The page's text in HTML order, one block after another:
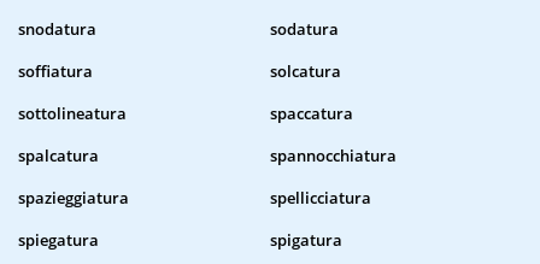
snodatura
sodatura
soffiatura
solcatura
sottolineatura
spaccatura
spalcatura
spannocchiatura
spazieggiatura
spellicciatura
spiegatura
spigatura